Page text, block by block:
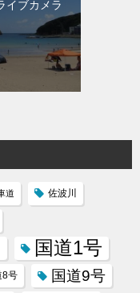
イブカメラ
道 佐波川
国道1号
8号 国道9号